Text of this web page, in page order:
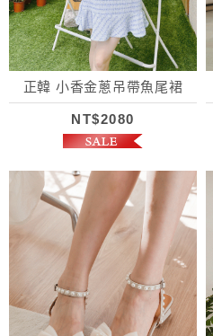
正韓 小香金蔥吊帶魚尾裙
NT$2080